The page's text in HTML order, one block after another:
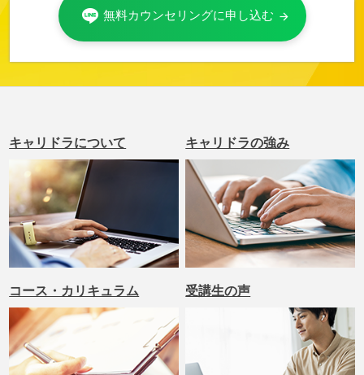
無料カウンセリングに申し込む arrow_forward
キャリドラについて キャリドラの強み
コース・カリキュラム 受講生の声